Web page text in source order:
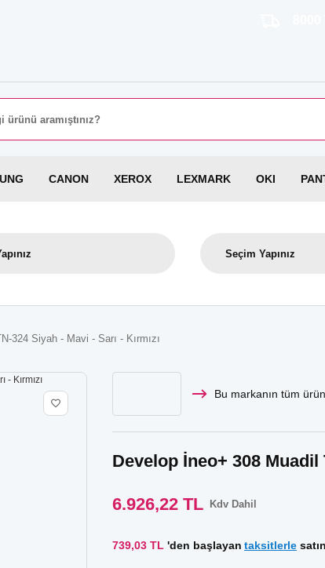
CANON XEROX LEXMARK OKI
324 Siyah - Mavi - Sarı - Kırmızı
Bu markanın tüm
Develop İneo+ 308 Muadil
6.926,22 TL Kdv Dahil
739,03 TL 'den başlayan taksitlerle